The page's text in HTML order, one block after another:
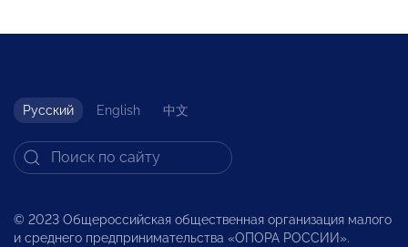
Русский English 中文
© 2023 Общероссийская общественная организация малого
и среднего предпринимательства «ОПОРА РОССИИ».